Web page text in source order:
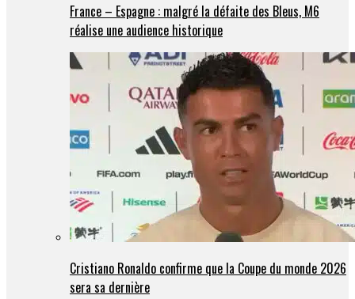
France – Espagne : malgré la défaite des Bleus, M6
réalise une audience historique
Cristiano Ronaldo confirme que la Coupe du monde 2026
sera sa dernière